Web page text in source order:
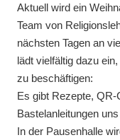
Aktuell wird ein
Team von
nächsten Tagen an
lädt vielfältig dazu
zu beschäftigen:
Es gibt Rezepte,
Bastelanleitungen
In der Pausenhalle